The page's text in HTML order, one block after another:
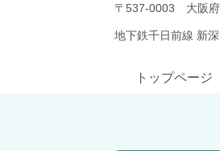
〒537-0003 大阪府
地下鉄千日前線 新
トップページ